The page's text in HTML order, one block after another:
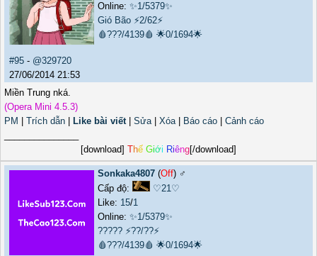
Online: ✨1/5379✨
Gió Bão ⚡2/62⚡
🩸???/4139🩸 🌟0/1694🌟
#95 - @329720
27/06/2014 21:53
Miền Trung nká.
(Opera Mini 4.5.3)
PM
Trích dẫn Like bài viết| Sửa| Xóa| Báo cáo
Cảnh cáo
[download] Thế Giới Riêng[/download]
Sonkaka4807 (Off) ♂️
Cấp độ:
♡21♡
Like: 15/1
Online: ✨1/5379✨
????? ⚡??/??⚡
🩸???/4139🩸 🌟0/1694🌟